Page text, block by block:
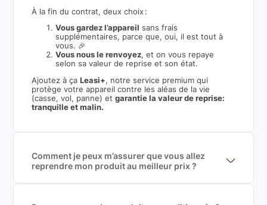
À la fin du contrat, deux choix :
Vous gardez l’appareil sans frais
supplémentaires, parce que, oui, il est tout à
vous. 🎉
Vous nous le renvoyez, et on vous repaye
selon sa valeur de reprise et son état.
Ajoutez à ça Leasi+, notre service premium qui
protège votre appareil contre les aléas de la vie
(casse, vol, panne) etgarantie la valeur de reprise:
tranquille et malin.
Comment je peux m’assurer que vous allez
reprendre mon produit au meilleur prix ?
garantir le meilleur prix de rachat. De plus, nous